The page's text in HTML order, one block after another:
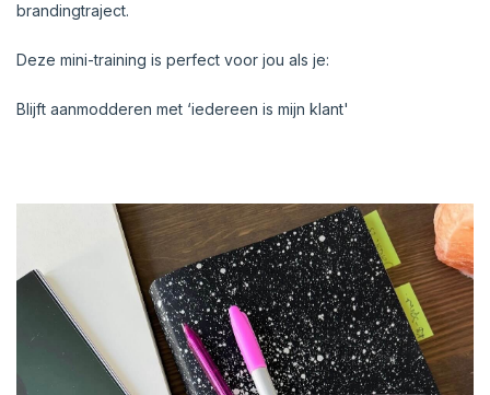
brandingtraject.
Deze mini-training is perfect voor jou als je:
Blijft aanmodderen met ‘iedereen is mijn klant'